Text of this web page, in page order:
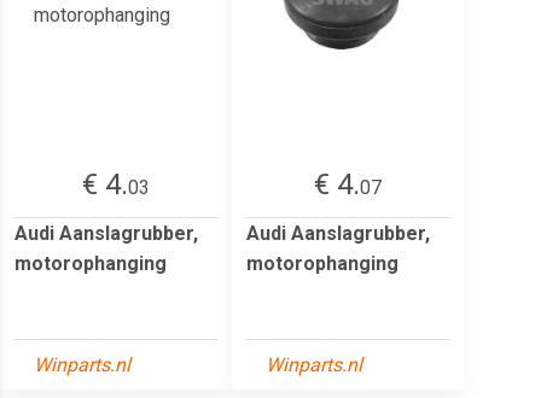
€ 4.03
Audi Aanslagrubber,
motorophanging
Winparts.nl
€ 4.07
Audi Aanslagrubber,
motorophanging
Winparts.nl